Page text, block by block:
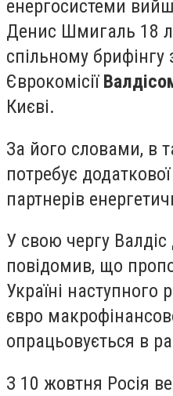
енергосистеми
Денис Шмигаль 18
спільному брифінгу
Єврокомісії
Києві.
За його словами, в
потребує
партнерів
У свою чергу
повідомив, що
Україні
євро
опрацьовується в
З 10 жовтня Росія